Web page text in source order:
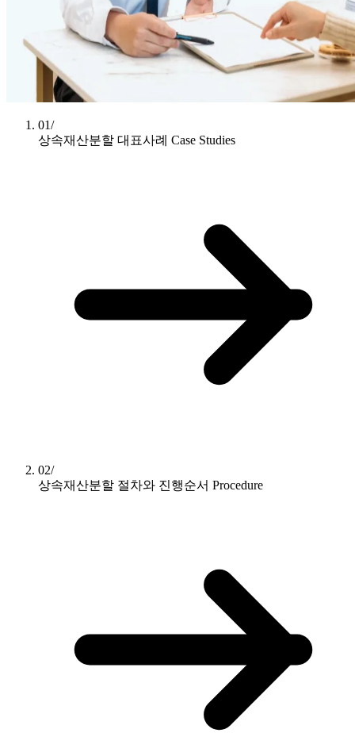
01/
상속재산분할 대표사례 Case Studies
02/
상속재산분할 절차와 진행순서 Procedure